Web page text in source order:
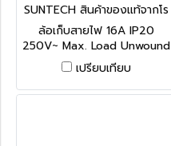
SUNTECH สินค้าของแท้จากโร
งงานผู้ผลิต AC1510
ล้อเก็บสายไฟ 16A IP20
250V~ Max. Load Unwound
3600W / Wound 2200W
อุปกรณ์ป้องกันกระแสไฟฟ้าเกิน
ได้มาตรฐาน IEC60934
เปรียบเทียบ